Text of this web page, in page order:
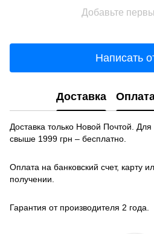
Добавьте
Написать
Доставка
Доставка только Новой Почтой. Для
свыше 1999 грн – бесплатно.
Оплата на банковский счет, карту
получении.
Гарантия от производителя 2 года.